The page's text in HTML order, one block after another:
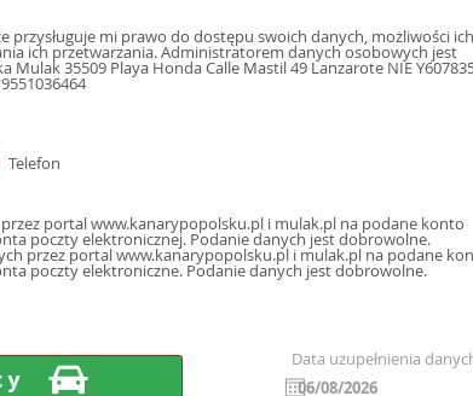
przysługuje mi prawo do dostępu swoich danych, możliwości ich
ich przetwarzania. Administratorem danych osobowych jest
Mulak 35509 Playa Honda Calle Mastil 49 Lanzarote NIE
Telefon
portal www.kanarypopolsku.pl i mulak.pl na podane konto
poczty elektronicznej, oraz sms, mms na podany numer telefonu, a także na inne konta poczty elektronicznej. Podanie danych jest dobrowolne.
przez portal www.kanarypopolsku.pl i mulak.pl na podane
poczty elektroniczne. Podanie danych jest dobrowolne.
Data uzupełnienia